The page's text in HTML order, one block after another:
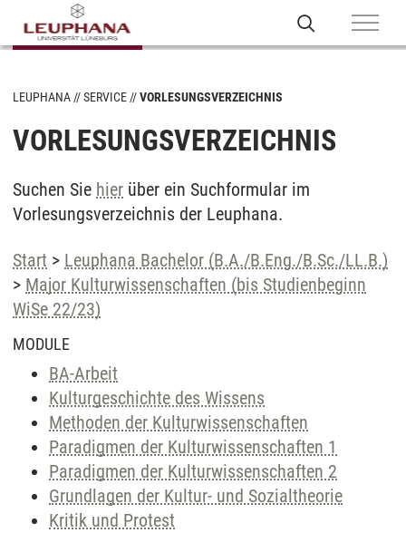
LEUPHANA SERVICE VORLESUNGSVERZEICHNIS
VORLESUNGSVERZEICHNIS
Suchen Sie hier über ein Suchformular im
Vorlesungsverzeichnis der Leuphana.
Start > Leuphana Bachelor (B.A./B.Eng./B.Sc./LL.B.)
> Major Kulturwissenschaften (bis Studienbeginn
WiSe 22/23)
MODULE
BA-Arbeit
Kulturgeschichte des Wissens
Methoden der Kulturwissenschaften
Paradigmen der Kulturwissenschaften 1
Paradigmen der Kulturwissenschaften 2
Grundlagen der Kultur- und Sozialtheorie
Kritik und Protest